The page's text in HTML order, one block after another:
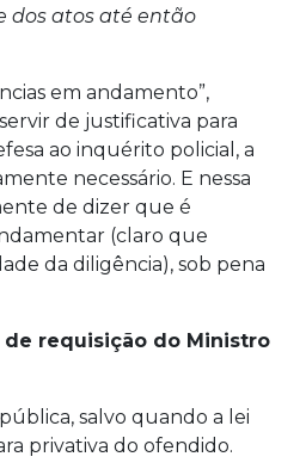
dos atos até então
em andamento”,
de justificativa para
ao inquérito policial, a
necessário. E nessa
de dizer que é
(claro que
da diligência), sob pena
de requisição do Ministro
salvo quando a lei
privativa do ofendido.